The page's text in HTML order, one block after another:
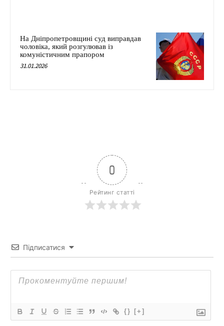
На Дніпропетровщині суд виправдав
чоловіка, який розгулював із
комуністичним прапором
31.01.2026
0
Рейтинг статті
Підписатися
{} [+]